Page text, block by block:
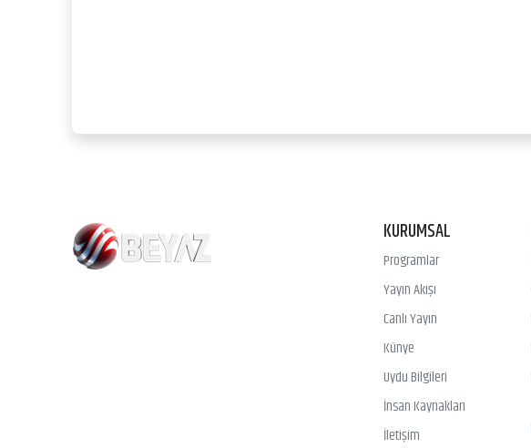
KURUMSAL
Programlar
Yayın Akışı
Canlı Yayın
Künye
Uydu Bilgileri
İnsan Kaynakları
İletişim